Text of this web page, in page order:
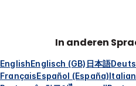
In anderen
EnglishEnglisch (GB) 日本語
FrançaisEspañol (España)